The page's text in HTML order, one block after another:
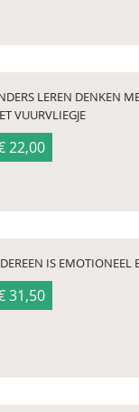
LEREN DENKEN
VUURVLIEGJE
22,00
IS EMOTIONEEL
31,50